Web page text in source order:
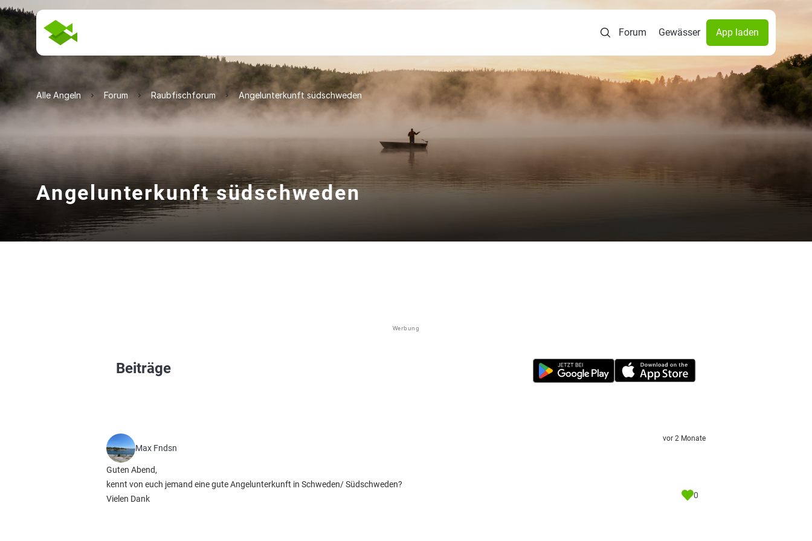
Forum Gewässer App laden
Alle Angeln Forum Raubfischforum Angelunterkunft südschweden
Angelunterkunft südschweden
Werbung
Beiträge
Max Fndsn
Guten Abend,
kennt von euch jemand eine gute Angelunterkunft in Schweden/ Südschweden?
Vielen Dank
vor 2 Monate
0